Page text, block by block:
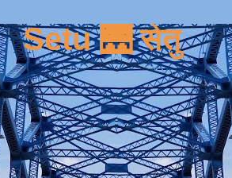
Setu 🌉 सेतु